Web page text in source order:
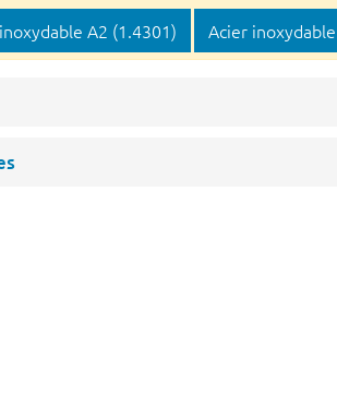
A2 (1.4301) Acier